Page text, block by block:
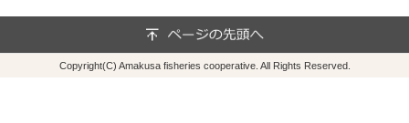
Copyright(C) Amakusa fisheries cooperative. All Rights Reserved.